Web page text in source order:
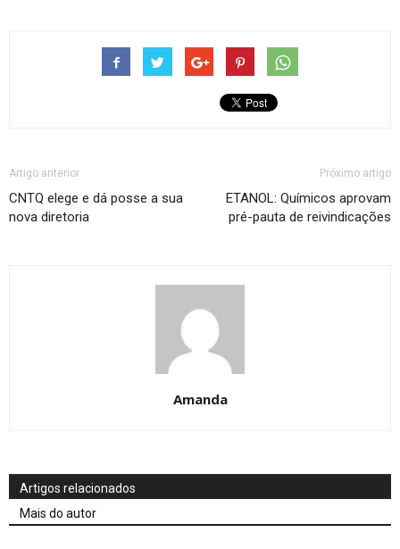
Artigo anterior
CNTQ elege e dá posse a sua
nova diretoria
Próximo artigo
ETANOL: Químicos aprovam
pré-pauta de reivindicações
Amanda
Artigos relacionados
Mais do autor